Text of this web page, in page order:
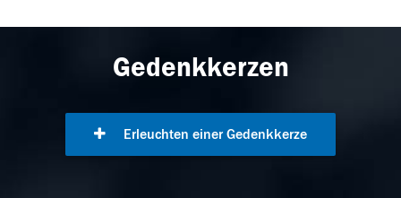
Gedenkkerzen
Erleuchten einer Gedenkkerze